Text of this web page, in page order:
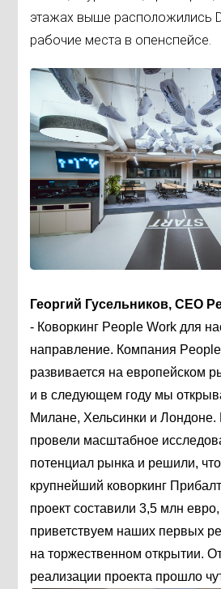
этажах выше расположились
рабочие места в опенспейсе.
Георгий Гусельников, CEO
- Коворкинг People Work для
направление. Компания
развивается на европейском
и в следующем году мы
Милане, Хельсинки и Лондоне.
провели масштабное
потенциал рынка и решили,
крупнейший коворкинг
проект составили 3,5 млн
приветствуем наших первых
на торжественном открытии.
реализации проекта прошло